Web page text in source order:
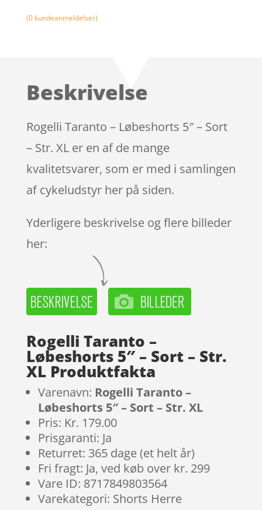
(0kundeanmeldelser)
Beskrivelse
Rogelli Taranto – Løbeshorts 5″ – Sort
– Str. XL er en af de mange
kvalitetsvarer, som er med i samlingen
af cykeludstyr her på siden.
Yderligere beskrivelse og flere billeder
her:
Rogelli Taranto –
Løbeshorts 5″ – Sort – Str.
XL Produktfakta
Varenavn: Rogelli Taranto –
Løbeshorts 5″ – Sort – Str. XL
Pris: Kr. 179.00
Prisgaranti: Ja
Returret: 365 dage (et helt år)
Fri fragt: Ja, ved køb over kr. 299
Vare ID: 8717849803564
Varekategori: Shorts Herre